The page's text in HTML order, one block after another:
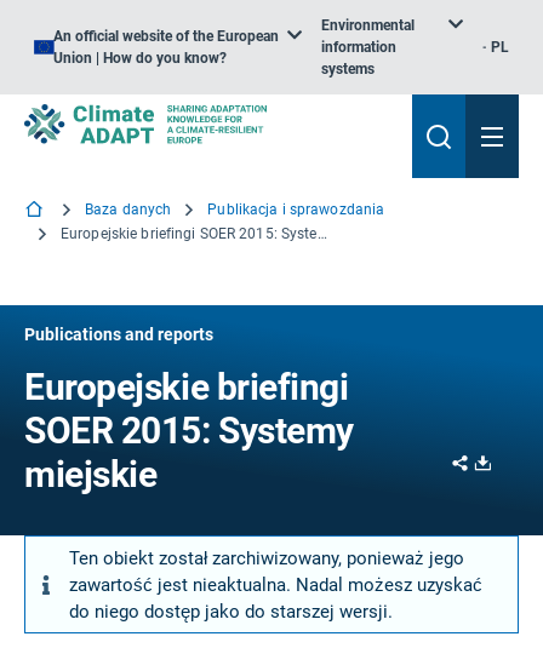
An official website of the European
Union | How do you know?
Environmental
information
systems
PL
Baza danych
Publikacja i sprawozdania
Europejskie briefingi SOER 2015: Systemy miejskie
Publications and reports
Europejskie briefingi
SOER 2015: Systemy
miejskie
Share
Ten obiekt został zarchiwizowany, ponieważ jego
zawartość jest nieaktualna. Nadal możesz uzyskać
do niego dostęp jako do starszej wersji.